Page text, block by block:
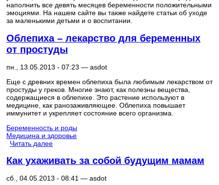
наполнить все девять месяцев беременности положительными
эмоциями. На нашем сайте вы также найдете статьи об уходе
за маленькими детьми и о воспитании.
Облепиха – лекарство для беременных
от простуды
пн., 13.05.2013 - 07:23 — asdot
Еще с древних времен облепиха была любимым лекарством от
простуды у греков. Многие знают, как полезны вещества,
содержащиеся в облепихе. Это растение используют в
медицине, как ранозаживляющее. Облепиха повышает
иммунитет и укрепляет состояние всего организма.
Беременность и роды
Медицина и здоровье
Читать далее
Как ухаживать за собой будущим мамам
сб., 04.05.2013 - 08:41 — asdot